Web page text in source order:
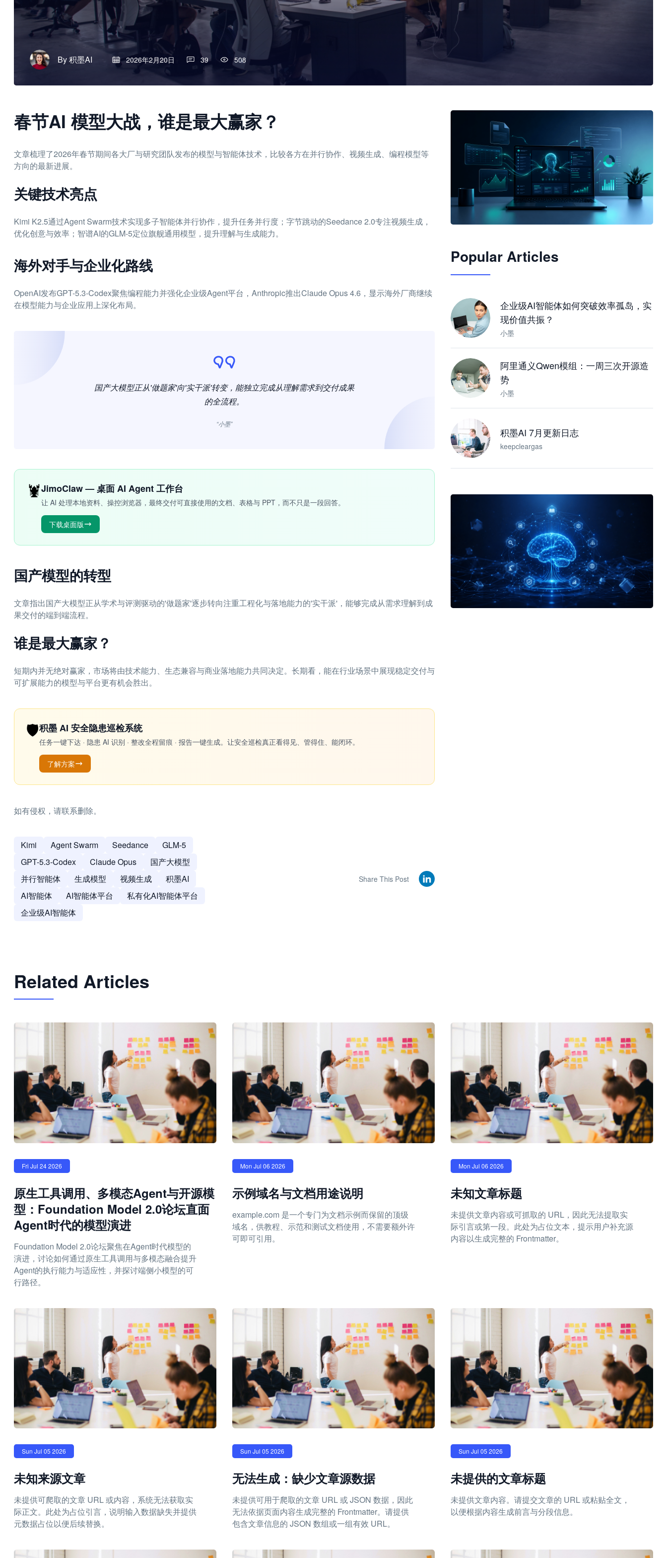
By积墨AI 2026年2月20日 39 508
春节AI 模型大战，谁是最大赢家？
文章梳理了2026年春节期间各大厂与研究团队发布的模型与智能体技术，比较各方在并行协作、视频生成、编程模型等
方向的最新进展。
关键技术亮点
Kimi K2.5通过Agent Swarm技术实现多子智能体并行协作，提升任务并行度；字节跳动的Seedance 2.0专注视频生成，
优化创意与效率；智谱AI的GLM-5定位旗舰通用模型，提升理解与生成能力。
海外对手与企业化路线
OpenAI发布GPT-5.3-Codex聚焦编程能力并强化企业级Agent平台，Anthropic推出Claude Opus 4.6，显示海外厂商继续
在模型能力与企业应用上深化布局。
国产大模型正从'做题家'向'实干派'转变，能独立完成从理解需求到交付成果
的全流程。
“小墨”
🦞JimoClaw — 桌面 AI Agent 工作台
让 AI 处理本地资料、操控浏览器，最终交付可直接使用的文档、表格与 PPT，而不只是一段回答。
下载桌面版
国产模型的转型
文章指出国产大模型正从学术与评测驱动的'做题家'逐步转向注重工程化与落地能力的'实干派'，能够完成从需求理解到成
果交付的端到端流程。
谁是最大赢家？
短期内并无绝对赢家，市场将由技术能力、生态兼容与商业落地能力共同决定。长期看，能在行业场景中展现稳定交付与
可扩展能力的模型与平台更有机会胜出。
🛡️积墨 AI 安全隐患巡检系统
任务一键下达 · 隐患 AI 识别 · 整改全程留痕 · 报告一键生成。让安全巡检真正看得见、管得住、能闭环。
了解方案
如有侵权，请联系删除。
Kimi Agent Swarm Seedance
GLM-5
GPT-5.3-Codex
Claude Opus
国产大模型
并行智能体
生成模型 视频生成
积墨AI
AI智能体
AI智能体平台
私有化AI智能体平台
企业级AI智能体
Share This Post
JimoClaw 桌面 AI Agent 工作台
Popular Articles
企业级AI智能体如何突破效率孤岛，实
现价值共振？
小墨
阿里通义Qwen模组：一周三次开源造
势
小墨
积墨AI 7月更新日志
keepcleargas
Related Articles
Fri Jul 24 2026
原生工具调用、多模态Agent与开源模
型：Foundation Model 2.0论坛直面
Agent时代的模型演进
Foundation Model 2.0论坛聚焦在Agent时代模型的
演进，讨论如何通过原生工具调用与多模态融合提升
Agent的执行能力与适应性，并探讨端侧小模型的可
行路径。
Mon Jul 06 2026
示例域名与文档用途说明
example.com 是一个专门为文档示例而保留的顶级
域名，供教程、示范和测试文档使用，不需要额外许
可即可引用。
Mon Jul 06 2026
未知文章标题
未提供文章内容或可抓取的 URL，因此无法提取实
际引言或第一段。此处为占位文本，提示用户补充源
内容以生成完整的 Frontmatter。
Sun Jul 05 2026
未知来源文章
未提供可爬取的文章 URL 或内容，系统无法获取实
际正文。此处为占位引言，说明输入数据缺失并提供
元数据占位以便后续替换。
Sun Jul 05 2026
无法生成：缺少文章源数据
未提供可用于爬取的文章 URL 或 JSON 数据，因此
无法依据页面内容生成完整的 Frontmatter。请提供
包含文章信息的 JSON 数组或一组有效 URL。
Sun Jul 05 2026
未提供的文章标题
未提供文章内容。请提交文章的 URL 或粘贴全文，
以便根据内容生成前言与分段信息。